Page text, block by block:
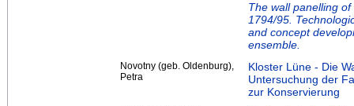
The wall panelling
1794/95.
and concept
ensemble.
Novotny (geb. Oldenburg),
Petra
Kloster Lüne - Die
Untersuchung der
zur Konservierung